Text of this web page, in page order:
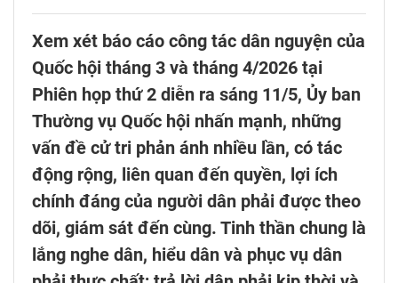
Xem xét báo cáo công tác dân nguyện của
Quốc hội tháng 3 và tháng 4/2026 tại
Phiên họp thứ 2 diễn ra sáng 11/5, Ủy ban
Thường vụ Quốc hội nhấn mạnh, những
vấn đề cử tri phản ánh nhiều lần, có tác
động rộng, liên quan đến quyền, lợi ích
chính đáng của người dân phải được theo
dõi, giám sát đến cùng. Tinh thần chung là
lắng nghe dân, hiểu dân và phục vụ dân